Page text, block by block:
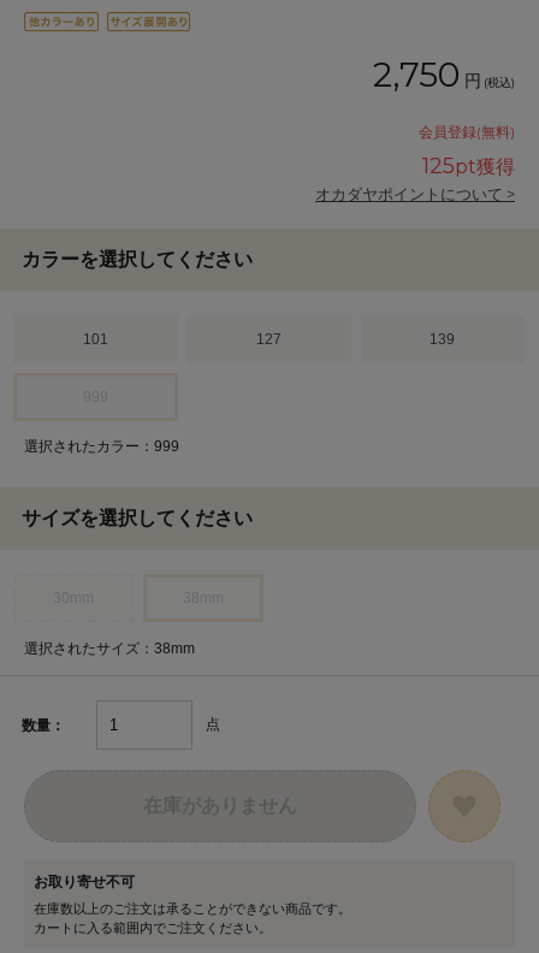
2,750 円 (税込)
会員登録(無料)
125pt獲得
オカダヤポイントについて >
カラーを選択してください
101 127 139
選択されたカラー：999
サイズを選択してください
選択されたサイズ：38mm
数量： 点
お取り寄せ不可
在庫数以上のご注文は承ることができない商品です。
カートに入る範囲内でご注文ください。